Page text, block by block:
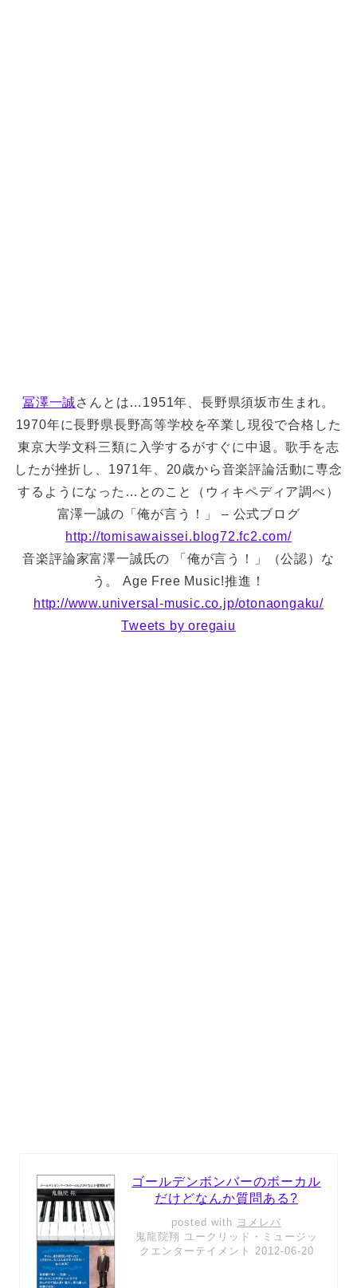
冨澤一誠さんとは…1951年、長野県須坂市生まれ。
1970年に長野県長野高等学校を卒業し現役で合格した
東京大学文科三類に入学するがすぐに中退。歌手を志
したが挫折し、1971年、20歳から音楽評論活動に専念
するようになった…とのこと（ウィキペディア調べ）
富澤一誠の「俺が言う！」 – 公式ブログ
http://tomisawaissei.blog72.fc2.com/
音楽評論家富澤一誠氏の 「俺が言う！」（公認）な
う。 Age Free Music!推進！
http://www.universal-music.co.jp/otonaongaku/
Tweets by oregaiu
ゴールデンボンバーのボーカル
だけどなんか質問ある?
posted with ヨメレバ
鬼龍院翔 ユークリッド・ミュージッ
クエンターテイメント 2012-06-20